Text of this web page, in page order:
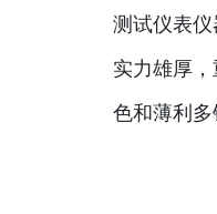
测试仪表
实力雄厚
色和薄利多